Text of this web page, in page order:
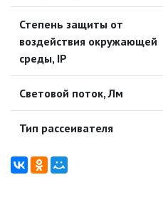
Степень защиты от
воздействия окружающей
среды, IP
Световой поток, Лм
Тип рассеивателя